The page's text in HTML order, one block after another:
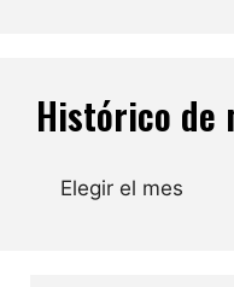
Histórico de
Archivos